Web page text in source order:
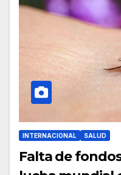
INTERNACIONAL SALUD
Falta de